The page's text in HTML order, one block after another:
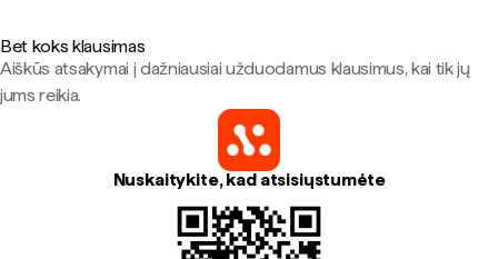
Bet koks klausimas
Aiškūs atsakymai į dažniausiai užduodamus klausimus, kai tik jų
jums reikia.
Nuskaitykite, kad atsisiųstumėte